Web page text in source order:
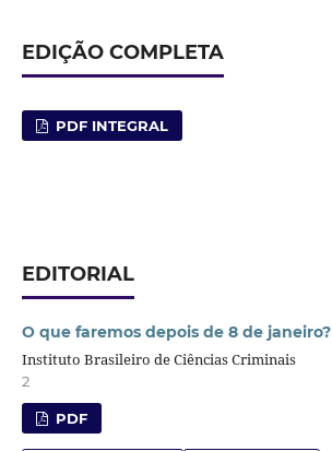
EDIÇÃO COMPLETA
PDF INTEGRAL
EDITORIAL
O que faremos depois de 8 de janeiro?
Instituto Brasileiro de Ciências Criminais
2
PDF